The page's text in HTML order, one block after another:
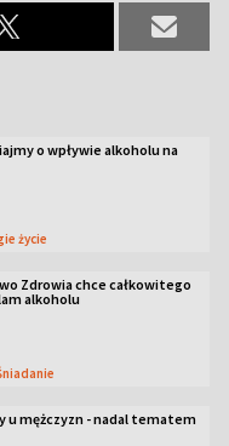
o wpływie alkoholu na
życie
Zdrowia chce całkowitego
alkoholu
u mężczyzn - nadal tematem